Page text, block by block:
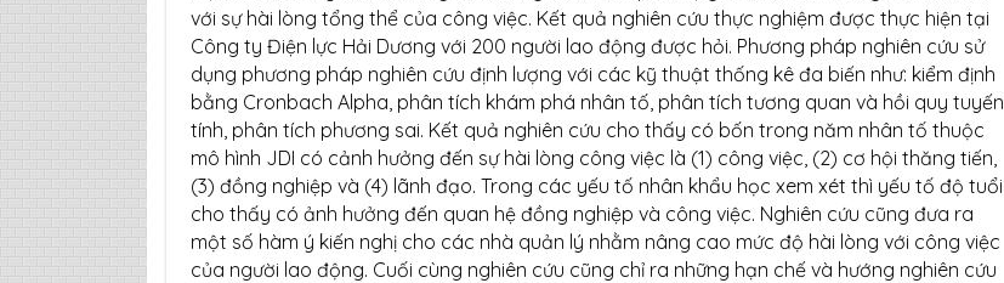
với sự hài lòng tổng thể của công việc. Kết quả nghiên cứu thực nghiệm được thực hiện tại
Công ty Điện lực Hải Dương với 200 người lao động được hỏi. Phương pháp nghiên cứu sử
dụng phương pháp nghiên cứu định lượng với các kỹ thuật thống kê đa biến như: kiểm định
bằng Cronbach Alpha, phân tích khám phá nhân tố, phân tích tương quan và hồi quy tuyến
tính, phân tích phương sai. Kết quả nghiên cứu cho thấy có bốn trong năm nhân tố thuộc
mô hình JDI có cảnh hưởng đến sự hài lòng công việc là (1) công việc, (2) cơ hội thăng tiến,
(3) đồng nghiệp và (4) lãnh đạo. Trong các yếu tố nhân khẩu học xem xét thì yếu tố độ tuổi
cho thấy có ảnh hưởng đến quan hệ đồng nghiệp và công việc. Nghiên cứu cũng đưa ra
một số hàm ý kiến nghị cho các nhà quản lý nhằm nâng cao mức độ hài lòng với công việc
của người lao động. Cuối cùng nghiên cứu cũng chỉ ra những hạn chế và hướng nghiên cứu